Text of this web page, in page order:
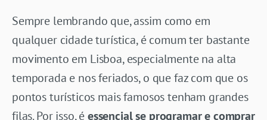
Sempre lembrando que, assim como em
qualquer cidade turística, é comum ter bastante
movimento em Lisboa, especialmente na alta
temporada e nos feriados, o que faz com que os
pontos turísticos mais famosos tenham grandes
filas. Por isso, éessencial se programar e comprar